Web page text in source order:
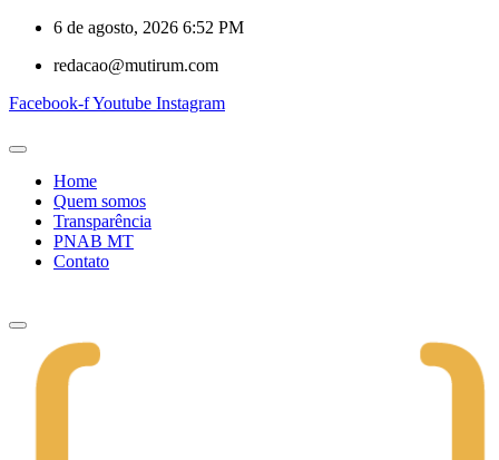
6 de agosto, 2026 6:52 PM
redacao@mutirum.com
Facebook-fYoutube Instagram
Home
Quem somos
Transparência
PNAB MT
Contato